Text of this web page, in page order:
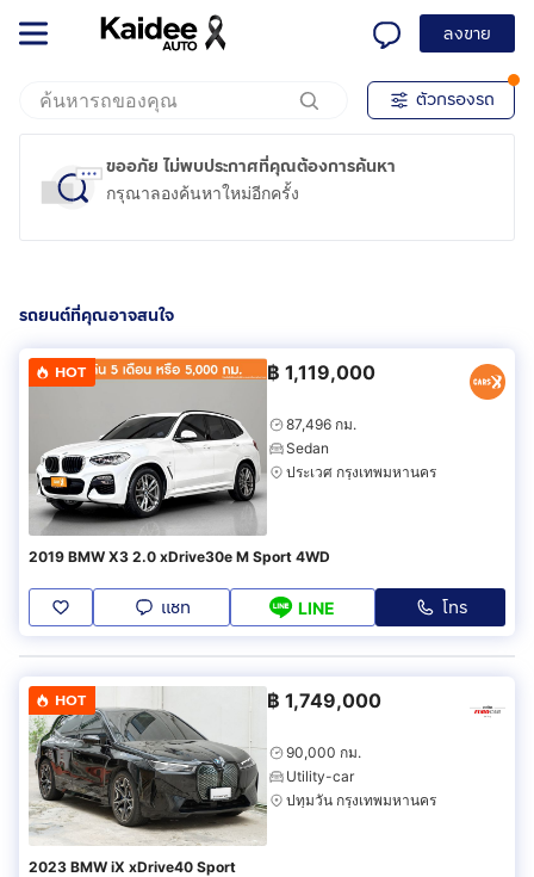
ลงขาย
ตัวกรองรถ
ขออภัย ไม่พบประกาศที่คุณต้องการค้นหา
กรุณาลองค้นหาใหม่อีกครั้ง
รถยนต์ที่คุณอาจสนใจ
HOT ฿ 1,119,000
87,496 กม.
Sedan
ประเวศ กรุงเทพมหานคร
2019 BMW X3 2.0 xDrive30e M Sport 4WD
แชท LINE โทร
HOT ฿ 1,749,000
90,000 กม.
Utility-car
ปทุมวัน กรุงเทพมหานคร
2023 BMW iX xDrive40 Sport